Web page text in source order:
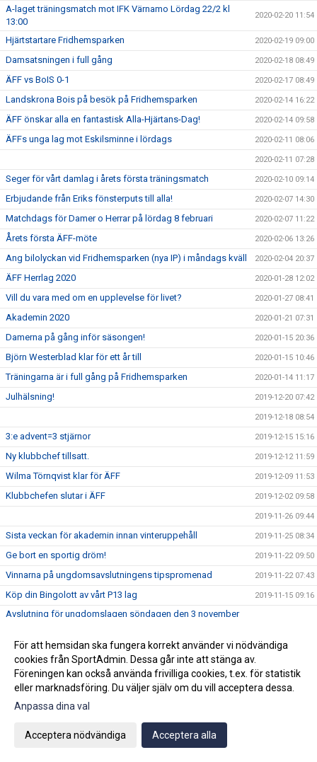
A-laget träningsmatch mot IFK Värnamo Lördag 22/2 kl
13:00
2020-02-20 11:54
Hjärtstartare Fridhemsparken 2020-02-19 09:00
Damsatsningen i full gång 2020-02-18 08:49
ÄFF vs BoIS 0-1 2020-02-17 08:49
Landskrona Bois på besök på Fridhemsparken 2020-02-14 16:22
ÄFF önskar alla en fantastisk Alla-Hjärtans-Dag! 2020-02-14 09:58
ÄFFs unga lag mot Eskilsminne i lördags 2020-02-11 08:06
2020-02-11 07:28
Seger för vårt damlag i årets första träningsmatch 2020-02-10 09:14
Erbjudande från Eriks fönsterputs till alla! 2020-02-07 14:30
Matchdags för Damer o Herrar på lördag 8 februari 2020-02-07 11:22
Årets första ÄFF-möte 2020-02-06 13:26
Ang bilolyckan vid Fridhemsparken (nya IP) i måndags kväll 2020-02-04 20:37
ÄFF Herrlag 2020 2020-01-28 12:02
Vill du vara med om en upplevelse för livet? 2020-01-27 08:41
Akademin 2020 2020-01-21 07:31
Damerna på gång inför säsongen! 2020-01-15 20:36
Björn Westerblad klar för ett år till 2020-01-15 10:46
Träningarna är i full gång på Fridhemsparken 2020-01-14 11:17
Julhälsning! 2019-12-20 07:42
2019-12-18 08:54
3:e advent=3 stjärnor 2019-12-15 15:16
Ny klubbchef tillsatt. 2019-12-12 11:59
Wilma Törnqvist klar för ÄFF 2019-12-09 11:53
Klubbchefen slutar i ÄFF 2019-12-02 09:58
2019-11-26 09:44
Sista veckan för akademin innan vinteruppehåll 2019-11-25 08:34
Ge bort en sportig dröm! 2019-11-22 09:50
Vinnarna på ungdomsavslutningens tipspromenad 2019-11-22 07:43
Köp din Bingolott av vårt P13 lag 2019-11-15 09:16
Avslutning för ungdomslagen söndagen den 3 november
2019-10-19 10:02
Vi välkomnar Mikael " Ragge" Ragvald till ÄFF 2019-08-28 11:46
F17 FÖR- EM Spanien - Sverige 2019-08-18 08:20
Sommarproffsläger 2019
ÄFF söker matchsekreterare
För att hemsidan ska fungera korrekt använder vi nödvändiga
cookies från SportAdmin. Dessa går inte att stänga av.
Föreningen kan också använda frivilliga cookies, t.ex. för statistik
eller marknadsföring. Du väljer själv om du vill acceptera dessa.
Anpassa dina val
Acceptera nödvändiga Acceptera alla